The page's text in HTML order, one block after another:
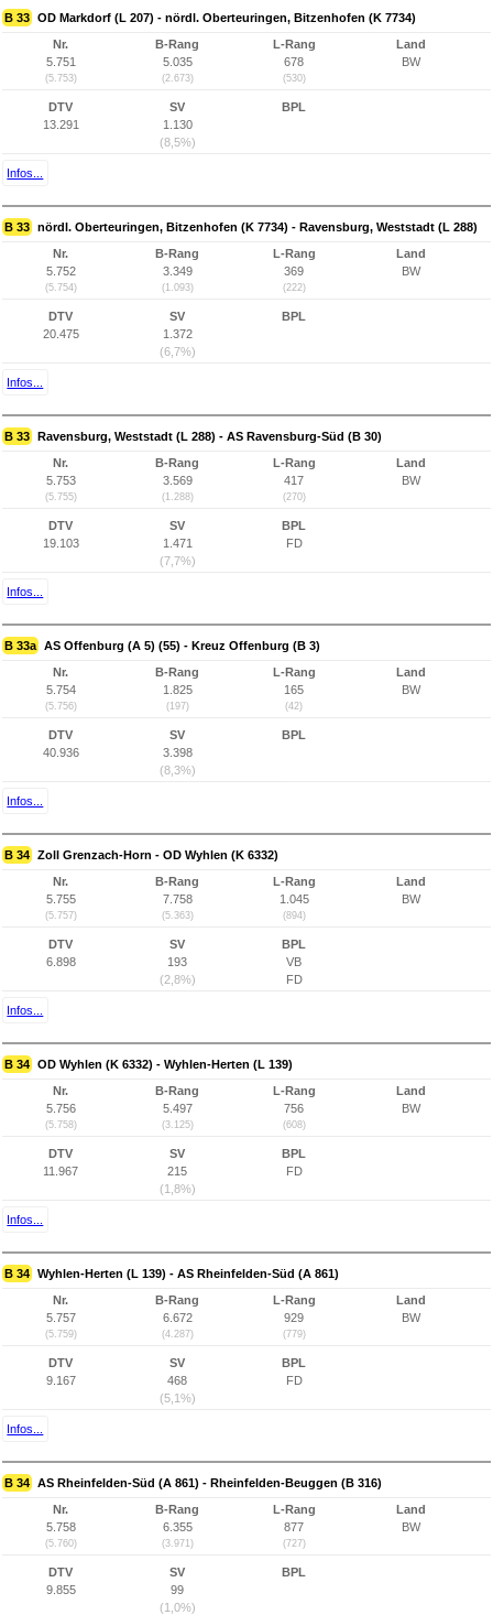
B 33 OD Markdorf (L 207) - nördl. Oberteuringen, Bitzenhofen (K 7734)
Nr.
5.751
(5.753)
B-Rang
5.035
(2.673)
L-Rang
678
(530)
Land
BW
DTV
13.291
SV
1.130
(8,5%)
BPL
Infos...
B 33 nördl. Oberteuringen, Bitzenhofen (K 7734) - Ravensburg, Weststadt (L 288)
Nr.
5.752
(5.754)
B-Rang
3.349
(1.093)
L-Rang
369
(222)
Land
BW
DTV
20.475
SV
1.372
(6,7%)
BPL
Infos...
B 33 Ravensburg, Weststadt (L 288) - AS Ravensburg-Süd (B 30)
Nr.
5.753
(5.755)
B-Rang
3.569
(1.288)
L-Rang
417
(270)
Land
BW
DTV
19.103
SV
1.471
(7,7%)
BPL
FD
Infos...
B 33a AS Offenburg (A 5) (55) - Kreuz Offenburg (B 3)
Nr.
5.754
(5.756)
B-Rang
1.825
(197)
L-Rang
165
(42)
Land
BW
DTV
40.936
SV
3.398
(8,3%)
BPL
Infos...
B 34 Zoll Grenzach-Horn - OD Wyhlen (K 6332)
Nr.
5.755
(5.757)
B-Rang
7.758
(5.363)
L-Rang
1.045
(894)
Land
BW
DTV
6.898
SV
193
(2,8%)
BPL
VB
FD
Infos...
B 34 OD Wyhlen (K 6332) - Wyhlen-Herten (L 139)
Nr.
5.756
(5.758)
B-Rang
5.497
(3.125)
L-Rang
756
(608)
Land
BW
DTV
11.967
SV
215
(1,8%)
BPL
FD
Infos...
B 34 Wyhlen-Herten (L 139) - AS Rheinfelden-Süd (A 861)
Nr.
5.757
(5.759)
B-Rang
6.672
(4.287)
L-Rang
929
(779)
Land
BW
DTV
9.167
SV
468
(5,1%)
BPL
FD
Infos...
B 34 AS Rheinfelden-Süd (A 861) - Rheinfelden-Beuggen (B 316)
Nr.
5.758
(5.760)
B-Rang
6.355
(3.971)
L-Rang
877
(727)
Land
BW
DTV
9.855
SV
99
(1,0%)
BPL